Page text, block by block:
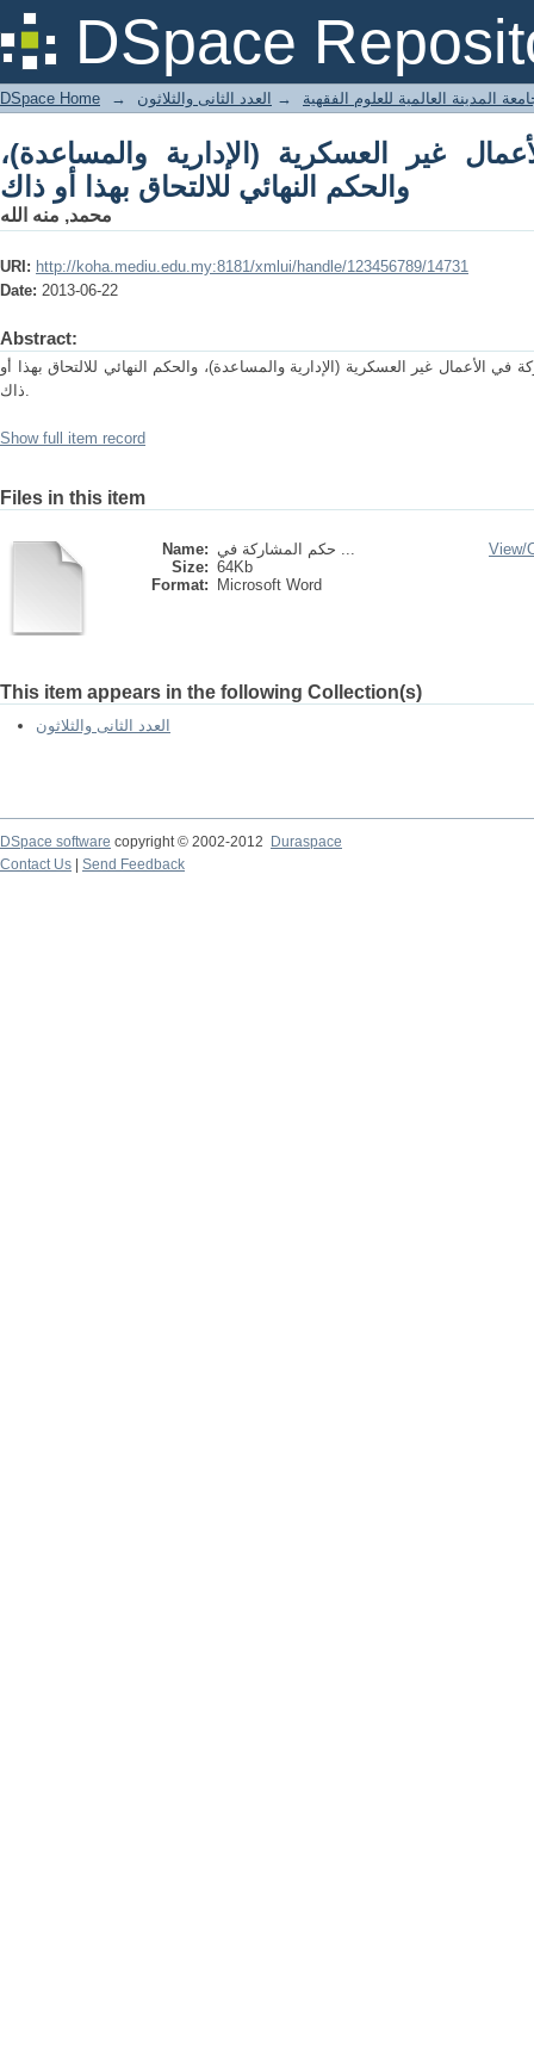
DSpace
والحكم النهائي للالتحاق بهذا أو
ذاك
DSpace Home → المدينة العالمية للعلوم الفقهية → العدد الثانى والثلاثون
غير العسكرية (الإدارية والمساعدة)،
والحكم النهائي للالتحاق بهذا أو ذاك
محمد, منه الله
URI: http://koha.mediu.edu.my:8181/xmlui/handle/123456789/14731
Date: 2013-06-22
Abstract:
غير العسكرية (الإدارية والمساعدة)، والحكم النهائي للالتحاق بهذا أو
ذاك.
Show full item record
Files in this item
Name:
حكم المشاركة في ...
Size: 64Kb
Format:
Microsoft Word
View/
This item appears in the following Collection(s)
العدد الثانى والثلاثون
DSpace software copyright © 2002-2012
Duraspace
Contact Us
Send Feedback